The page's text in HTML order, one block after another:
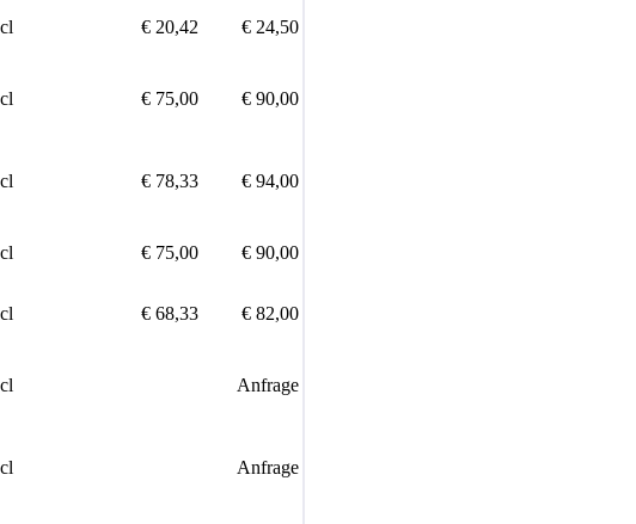
€ 20,42 € 24,50
€ 75,00 € 90,00
€ 78,33 € 94,00
€ 75,00
€ 90,00
€ 68,33 € 82,00
Anfrage
Anfrage